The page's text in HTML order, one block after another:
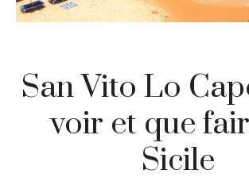
San Vito Lo
voir et que
Sicile